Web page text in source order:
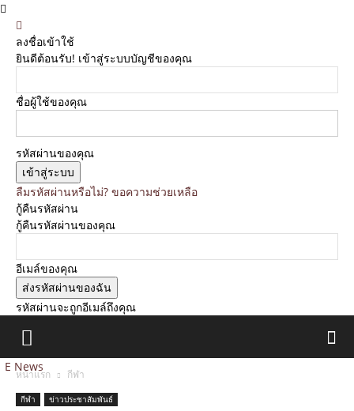
ลงชื่อเข้าใช้
ยินดีต้อนรับ! เข้าสู่ระบบบัญชีของคุณ
ชื่อผู้ใช้ของคุณ
รหัสผ่านของคุณ
ลืมรหัสผ่านหรือไม่? ขอความช่วยเหลือ
กู้คืนรหัสผ่าน
กู้คืนรหัสผ่านของคุณ
อีเมล์ของคุณ
รหัสผ่านจะถูกอีเมล์ถึงคุณ
E News
หน้าแรก กีฬา
กีฬา ข่าวประชาสัมพันธ์